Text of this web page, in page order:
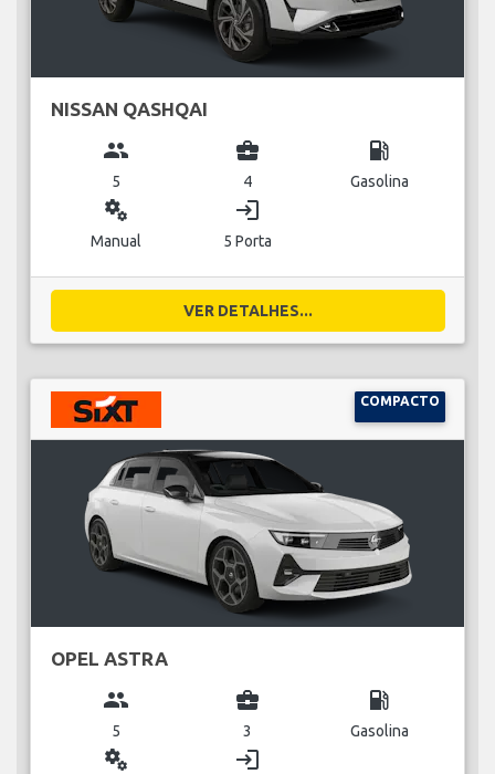
NISSAN QASHQAI
group
5
business_center
4
local_gas_station
Gasolina
miscellaneous_services
Manual
login
5 Porta
VER DETALHES...
COMPACTO
OPEL ASTRA
group
5
business_center
3
local_gas_station
Gasolina
miscellaneous_services login